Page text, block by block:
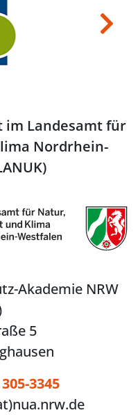
im Landesamt für
Nordrhein-
Akademie NRW
5
3345
Next